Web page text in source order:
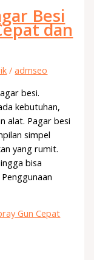
Besi
dan
/admseo
besi.
kebutuhan,
alat. Pagar besi
simpel
yang rumit.
bisa
Gun Cepat